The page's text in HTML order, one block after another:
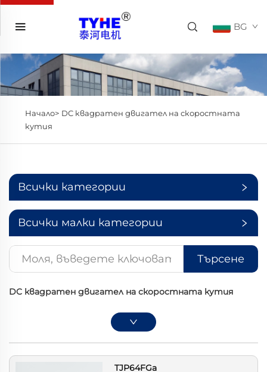
BG
Начало> DC квадратен двигател на скоростната
кутия
Всички категории
Всички малки категории
Търсене
DC квадратен двигател на скоростната кутия
TJP64FGa